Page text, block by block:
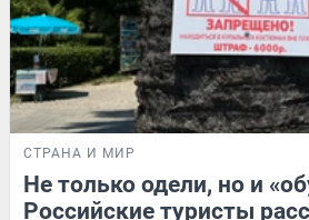
СТРАНА И МИР
Не только одели, но и
Российские туристы